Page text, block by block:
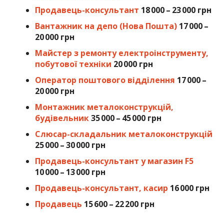
Продавець-консультант 18 000 – 23 000 грн
Вантажник на депо (Нова Пошта) 17 000 –
20 000 грн
Майстер з ремонту електроінструменту,
побутової техніки 20 000 грн
Оператор поштового відділення 17 000 –
20 000 грн
Монтажник металоконструкцій,
будівельник 35 000 – 45 000 грн
Слюсар-складальник металоконструкцій
25 000 – 30 000 грн
Продавець-консультант у магазин F5
10 000 – 13 000 грн
Продавець-консультант, касир 16 000 грн
Продавець 15 600 – 22 200 грн